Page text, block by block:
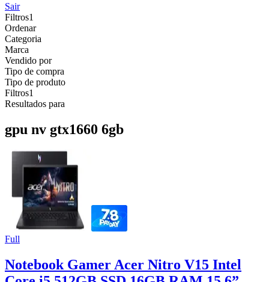
Sair
Filtros1
Ordenar
Categoria
Marca
Vendido por
Tipo de compra
Tipo de produto
Filtros1
Resultados para
gpu nv gtx1660 6gb
Full
Notebook Gamer Acer Nitro V15 Intel